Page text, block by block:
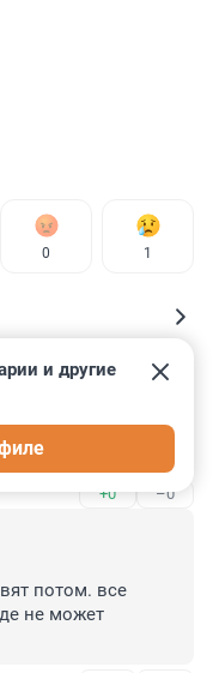
0 1
Микеланджело
яркие краски
+0 –0
и другие
потом. все
не может